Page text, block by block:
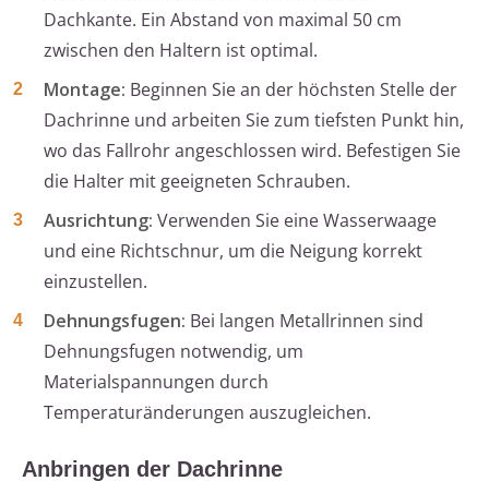
Dachkante. Ein Abstand von maximal 50 cm
zwischen den Haltern ist optimal.
Montage: Beginnen Sie an der höchsten Stelle der
Dachrinne und arbeiten Sie zum tiefsten Punkt hin,
wo das Fallrohr angeschlossen wird. Befestigen Sie
die Halter mit geeigneten Schrauben.
Ausrichtung: Verwenden Sie eine Wasserwaage
und eine Richtschnur, um die Neigung korrekt
einzustellen.
Dehnungsfugen: Bei langen Metallrinnen sind
Dehnungsfugen notwendig, um
Materialspannungen durch
Temperaturänderungen auszugleichen.
Anbringen der Dachrinne